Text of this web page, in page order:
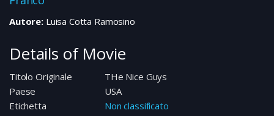
Autore:Luisa Cotta Ramosino
Details of Movie
Titolo Originale
THe Nice Guys
Paese
USA
Etichetta
Non classificato